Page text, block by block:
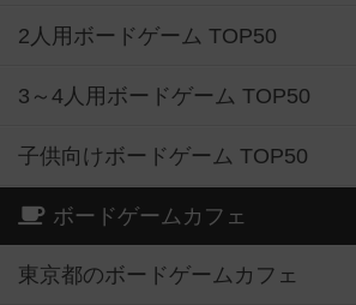
2人用ボードゲーム TOP50
3～4人用ボードゲーム TOP50
子供向けボードゲーム TOP50
ボードゲームカフェ
東京都のボードゲームカフェ